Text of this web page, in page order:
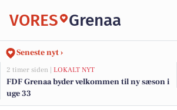
VORES Grenaa
Seneste nyt ›
2 timer siden | LOKALT NYT
FDF Grenaa byder velkommen til ny sæson i
uge 33